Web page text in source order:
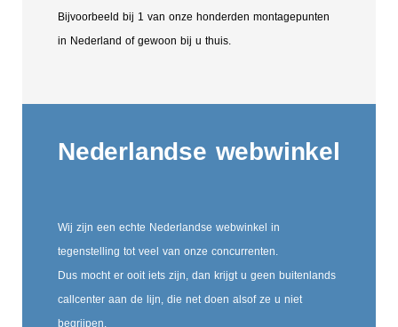
Bijvoorbeeld bij 1 van onze honderden montagepunten
in Nederland of gewoon bij u thuis.
Nederlandse webwinkel
Wij zijn een echte Nederlandse webwinkel in
tegenstelling tot veel van onze concurrenten.
Dus mocht er ooit iets zijn, dan krijgt u geen buitenlands
callcenter aan de lijn, die net doen alsof ze u niet
begrijpen.